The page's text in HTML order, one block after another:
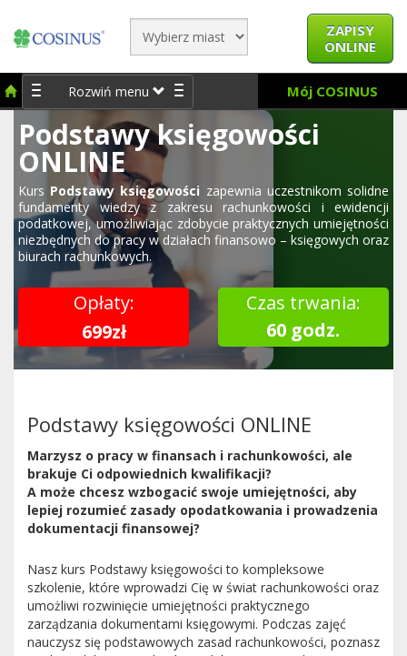
ZAPISY
ONLINE
Rozwiń menu Mój COSINUS
Podstawy księgowości
ONLINE
Kurs Podstawy księgowości zapewnia uczestnikom solidne
fundamenty wiedzy z zakresu rachunkowości i ewidencji
podatkowej, umożliwiając zdobycie praktycznych umiejętności
niezbędnych do pracy w działach finansowo – księgowych oraz
biurach rachunkowych.
Opłaty:
699zł
Czas trwania:
60 godz.
Podstawy księgowości ONLINE
Marzysz o pracy w finansach i rachunkowości, ale
brakuje Ci odpowiednich kwalifikacji?
A może chcesz wzbogacić swoje umiejętności, aby
lepiej rozumieć zasady opodatkowania i prowadzenia
dokumentacji finansowej?
Nasz kurs Podstawy księgowości to kompleksowe
szkolenie, które wprowadzi Cię w świat rachunkowości oraz
umożliwi rozwinięcie umiejętności praktycznego
zarządzania dokumentami księgowymi. Podczas zajęć
nauczysz się podstawowych zasad rachunkowości, poznasz